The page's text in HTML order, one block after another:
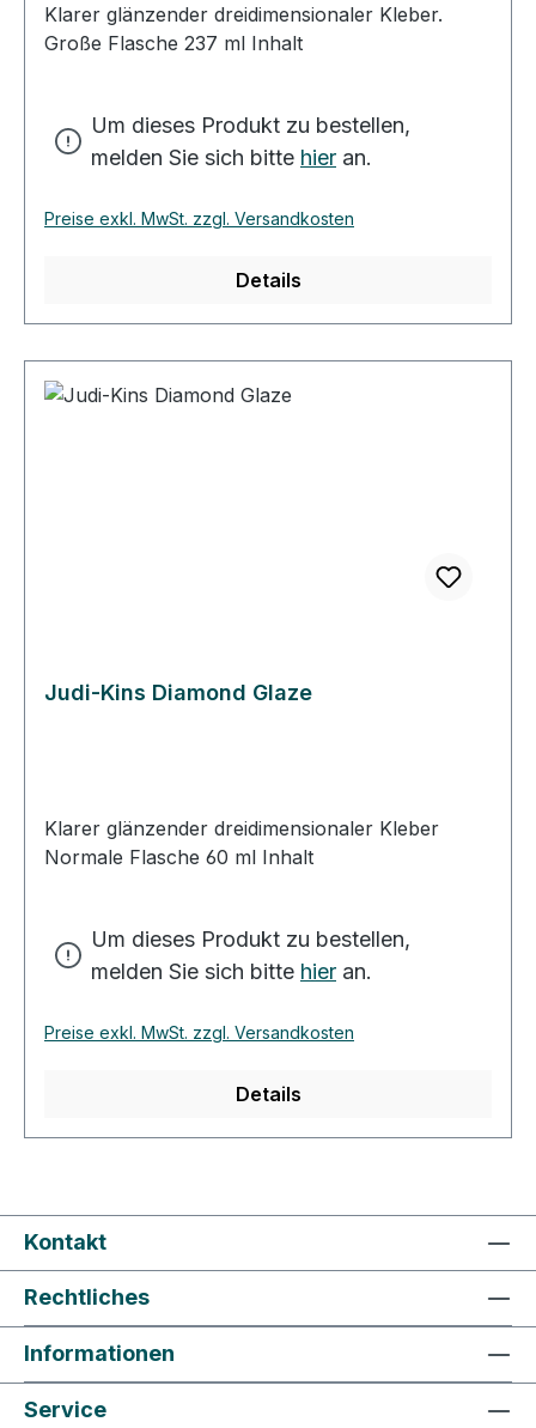
Klarer glänzender dreidimensionaler Kleber.
Große Flasche 237 ml Inhalt
Um dieses Produkt zu bestellen,
melden Sie sich bitte hier an.
Preise exkl. MwSt. zzgl. Versandkosten
Details
Judi-Kins Diamond Glaze
Klarer glänzender dreidimensionaler Kleber
Normale Flasche 60 ml Inhalt
Um dieses Produkt zu bestellen,
melden Sie sich bitte hier an.
Preise exkl. MwSt. zzgl. Versandkosten
Details
Kontakt
Rechtliches
Informationen
Service